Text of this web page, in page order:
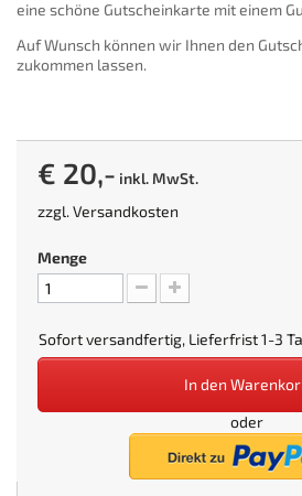
eine schöne Gutscheinkarte mit einem
Auf Wunsch können wir Ihnen den
zukommen lassen.
€ 20,- inkl. MwSt.
zzgl.Versandkosten
Menge
Sofort versandfertig, Lieferfrist 1-3
In den
oder